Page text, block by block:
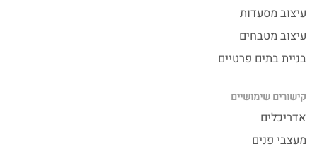
עיצוב מסעדות
עיצוב מטבחים
בניית בתים פרטיים
קישורים שימושיים
אדריכלים
מעצבי פנים